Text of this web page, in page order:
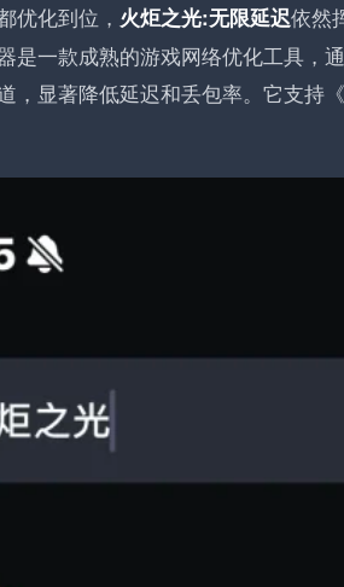
优化到位， 火炬之光:无限延迟依然
是一款成熟的游戏网络优化工具，
，显著降低延迟和丢包率。它支持